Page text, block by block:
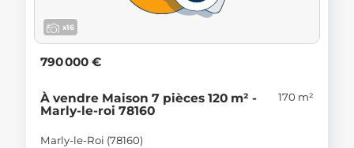
x16
790 000 €
À vendre Maison 7 pièces 120 m² -
Marly-le-roi 78160
170 m²
Marly-le-Roi (78160)